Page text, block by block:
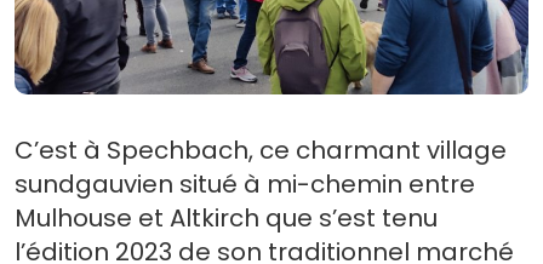
C’est à Spechbach, ce charmant village
sundgauvien situé à mi-chemin entre
Mulhouse et Altkirch que s’est tenu
l’édition 2023 de son traditionnel marché